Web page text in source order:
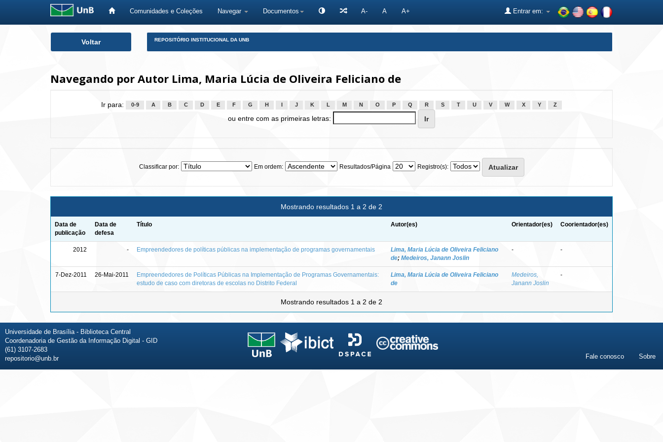
Comunidades e Coleções Navegar Documentos A- A A+ Entrar em:
Voltar REPOSITÓRIO INSTITUCIONAL DA UNB
Navegando por Autor Lima, Maria Lúcia de Oliveira Feliciano de
Ir para: 0-9 A B C D E F G H J K L M N O P Q R S T U V W X Y Z
ou entre com as primeiras letras:
Classificar por: Em ordem: Resultados/Página Registro(s):
Mostrando resultados 1 a 2 de 2
Data de
publicação
Data de
defesa
Título Autor(es) Orientador(es) Coorientador(es)
2012 - Empreendedores de políticas públicas na implementação de programas governamentais
Lima, Maria Lúcia de Oliveira Feliciano
de; Medeiros, Janann Joslin
- -
7-Dez-2011 26-Mai-2011
Empreendedores de Políticas Públicas na Implementação de Programas Governamentais:
estudo de caso com diretoras de escolas no Distrito Federal
Lima, Maria Lúcia de Oliveira Feliciano
de
Medeiros,
Janann Joslin
-
Mostrando resultados 1 a 2 de 2
Universidade de Brasília - Biblioteca Central
Coordenadoria de Gestão da Informação Digital - GID
(61) 3107-2683
repositorio@unb.br
Fale conosco Sobre